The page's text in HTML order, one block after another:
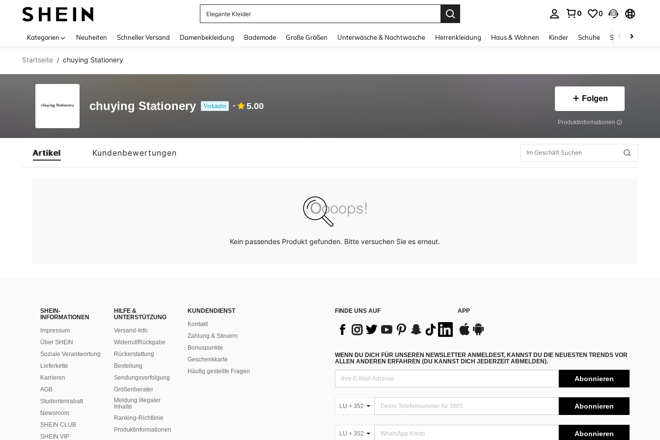
Elegante Kleider
0 0
Kategorien Neuheiten Schneller Versand Damenbekleidung Bademode Große Größen Unterwäsche & Nachtwäsche Herrenkleidung Haus & Wohnen Kinder Schuhe Schmuck &
Startseite / chuying Stationery
chuying Stationery Verkäufer 5.00
Folgen
Produktinformationen
Artikel Kundenbewertungen
Kein passendes Produkt gefunden. Bitte versuchen Sie es erneut.
SHEIN-
INFORMATIONEN
Impressum
Über SHEIN
Soziale Verantwortung
Lieferkette
Karrieren
AGB
Studentenrabatt
Newsroom
SHEIN CLUB
SHEIN VIP
HILFE &
UNTERSTÜTZUNG
Versand-Info
Widerruf/Rückgabe
Rückerstattung
Bestellung
Sendungsverfolgung
Größenberater
Meldung illegaler
Inhalte
Ranking-Richtlinie
​Produktinformationen
KUNDENDIENST
Kontakt
Zahlung & Steuern
Bonuspunkte
Geschenkkarte
Häufig gestellte Fragen
FINDE UNS AUF APP
WENN DU DICH FÜR UNSEREN NEWSLETTER ANMELDEST, KANNST DU DIE NEUESTEN TRENDS VOR
ALLEN ANDEREN ERFAHREN (DU KANNST DICH JEDERZEIT ABMELDEN).
Abonnieren
LU + 352 Abonnieren
LU + 352 Abonnieren